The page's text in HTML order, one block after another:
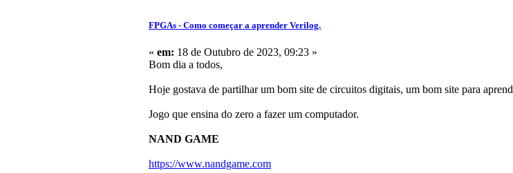
FPGAs - Como começar a aprender Verilog.
« em: 18 de Outubro de 2023, 09:23 »
Bom dia a todos,
Hoje gostava de partilhar um bom site de circuitos digitais, um bom site para
Jogo que ensina do zero a fazer um computador.
NAND GAME
https://www.nandgame.com